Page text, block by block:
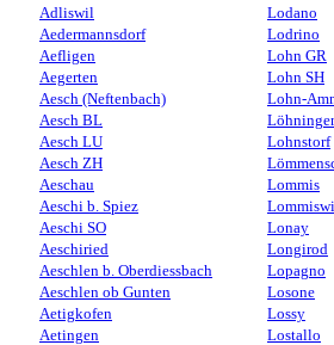
Adliswil
Aedermannsdorf
Aefligen
Aegerten
Aesch (Neftenbach)
Aesch BL
Aesch LU
Aesch ZH
Aeschau
Aeschi b. Spiez
Aeschi SO
Aeschiried
Aeschlen b. Oberdiessbach
Aeschlen ob Gunten
Aetigkofen
Aetingen
Lodano
Lodrino
Lohn GR
Lohn SH
Lohn-
Lohnstorf
Lommis
Lonay
Longirod
Lopagno
Losone
Lossy
Lostallo